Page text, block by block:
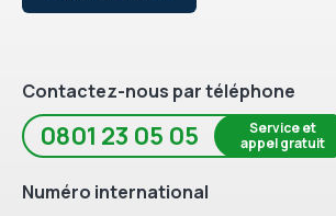
Contactez-nous par téléphone
0801 23 05 05
Service et
appel gratuit
Numéro international